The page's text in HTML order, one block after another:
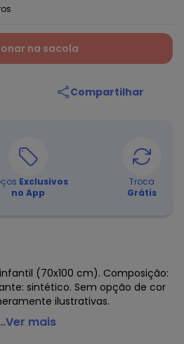
na sacola
Compartilhar
Exclusivos
no App
Troca
Grátis
(70x100 cm). Composição:
sintético. Sem opção de cor
ilustrativas.
Borboletas 70x100 cm
mais